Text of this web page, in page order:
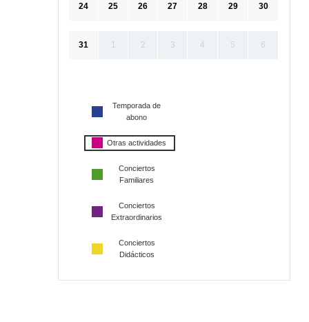
24 25 26 27 28 29 30
31 1 2 3 4 5 6
Temporada de
abono
Otras actividades
Conciertos
Familiares
Conciertos
Extraordinarios
Conciertos
Didácticos